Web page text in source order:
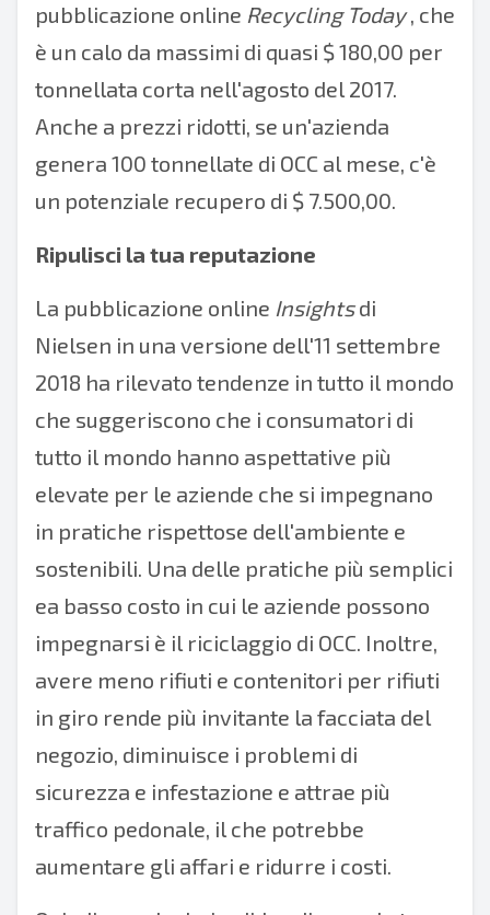
pubblicazione online Recycling Today , che
è un calo da massimi di quasi $ 180,00 per
tonnellata corta nell'agosto del 2017.
Anche a prezzi ridotti, se un'azienda
genera 100 tonnellate di OCC al mese, c'è
un potenziale recupero di $ 7.500,00.
Ripulisci la tua reputazione
La pubblicazione online Insights di
Nielsen in una versione dell'11 settembre
2018 ha rilevato tendenze in tutto il mondo
che suggeriscono che i consumatori di
tutto il mondo hanno aspettative più
elevate per le aziende che si impegnano
in pratiche rispettose dell'ambiente e
sostenibili. Una delle pratiche più semplici
ea basso costo in cui le aziende possono
impegnarsi è il riciclaggio di OCC. Inoltre,
avere meno rifiuti e contenitori per rifiuti
in giro rende più invitante la facciata del
negozio, diminuisce i problemi di
sicurezza e infestazione e attrae più
traffico pedonale, il che potrebbe
aumentare gli affari e ridurre i costi.